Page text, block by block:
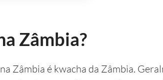
Zâmbia?
Zâmbia é kwacha da Zâmbia.